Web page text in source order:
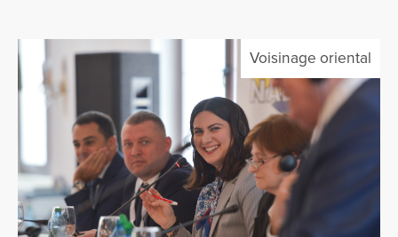
Voisinage oriental